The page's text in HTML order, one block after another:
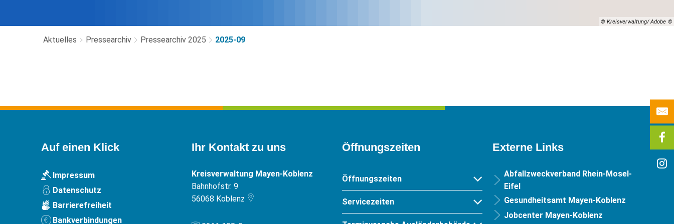
© Kreisverwaltung/ Adobe
Aktuelles Pressearchiv Pressearchiv 2025 2025-09
09
Auf einen Klick
Impressum
Datenschutz
Barrierefreiheit
Bankverbindungen
Ihr Kontakt zu uns
Kreisverwaltung Mayen-Koblenz
Bahnhofstr. 9
56068 Koblenz
Öffnungszeiten
Öffnungszeiten
Servicezeiten
Externe Links
Abfallzweckverband Rhein-Mosel-
Eifel
Gesundheitsamt Mayen-Koblenz
Jobcenter Mayen-Koblenz